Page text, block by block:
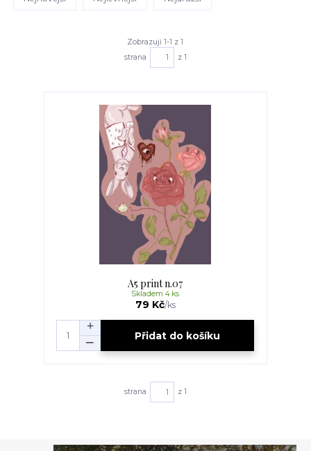
Zobrazuji 1-1 z 1
strana
z 1
A5 print n.07
79 Kč/ks
Skladem 4 ks
Přidat do košíku
strana z 1